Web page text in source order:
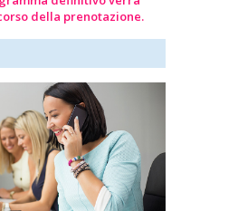
della prenotazione.